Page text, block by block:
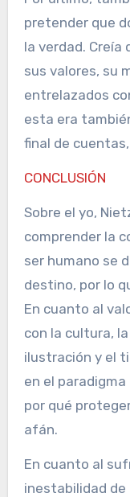
pretender que
la verdad.
sus valores, su
entrelazados
esta era
final de
CONCLUSIÓN
Sobre el yo,
comprender la
ser humano se
destino, por lo
En cuanto al
con la cultura,
ilustración y el
en el
por qué
afán.
En cuanto al
inestabilidad de